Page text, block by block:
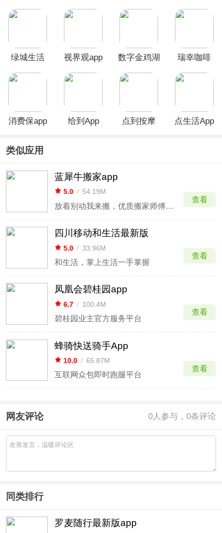
绿城生活
视界观app
数字金鸡湖
瑞幸咖啡
消费保app 给到App
点到按摩
点生活App
类似应用
蓝犀牛搬家app
5.0 / 54.19M
放着别动我来搬，优质搬家师傅更放心
查看
四川移动和生活最新版
5.0 / 33.96M
和生活，掌上生活一手掌握
查看
凤凰会碧桂园app
6.7 / 100.4M
碧桂园业主官方服务平台
查看
蜂骑快送骑手App
10.0 / 65.87M
互联网众包即时跑腿平台
查看
网友评论 0 人参与，0条评论
同类排行
罗麦随行最新版app